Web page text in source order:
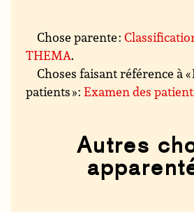
Chose parente :
THEMA.
Choses faisant référence à «
patients » :Examen des
Autres